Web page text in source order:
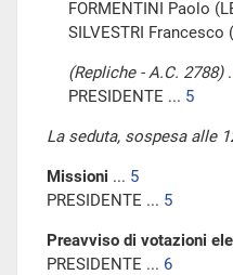
FORMENTINI Paolo
SILVESTRI Francesco
(Repliche - A.C. 2788)
PRESIDENTE ... 5
La seduta, sospesa alle
Missioni ... 5
PRESIDENTE ... 5
Preavviso di votazioni
PRESIDENTE ... 6